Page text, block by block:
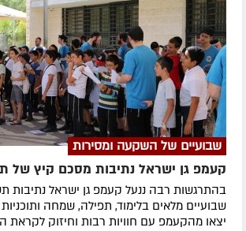
שבועיים של השקעה ומסירות
קעמפ גן ישראל נתיבות מסכם קיץ של
בהתרגשות רבה ננעל קעמפ גן ישראל נתיבות
שבועיים מלאים בלימוד, תפילה, שמחה ותוכניות
יצאו מהקעמפ עם חוויות רבות וחיזוק